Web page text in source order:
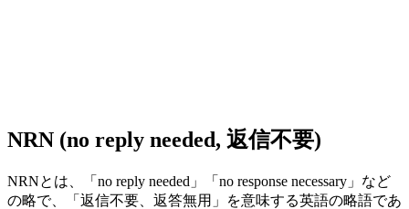
NRN (no reply needed, 返信不要)
NRNとは、「no reply needed」「no response necessary」など
の略で、「返信不要、返答無用」を意味する英語の略語であ